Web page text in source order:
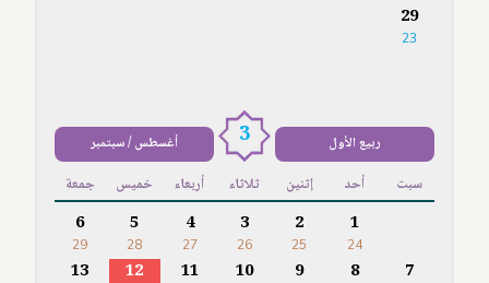
29
23
ربيع الأول 3 أغسطس / سبتمبر
سبت أحد إثنين ثلاثاء أربعاء خميس جمعة
1
24
2
25
3
26
4
27
5
28
6
29
7
8
9
10
11
12
13